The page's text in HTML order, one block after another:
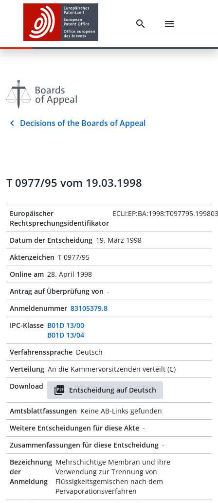
Decisions of the Boards of Appeal
T 0977/95 vom 19.03.1998
Europäischer
Rechtsprechungsidentifikator
Datum der Entscheidung 19. März 1998
Aktenzeichen T 0977/95
Online am 28. April 1998
Antrag auf Überprüfung von -
Anmeldenummer 83105379.8
IPC-Klasse B01D 13/00
B01D 13/04
Verfahrenssprache Deutsch
Verteilung An die Kammervorsitzenden verteilt (C)
Download
Entscheidung auf Deutsch
Amtsblattfassungen Keine AB-Links gefunden
Weitere Entscheidungen für diese Akte -
Zusammenfassungen für diese Entscheidung -
Bezeichnung
der
Anmeldung
Mehrschichtige Membran und ihre
Verwendung zur Trennung von
Flüssigkeitsgemischen nach dem
Pervaporationsverfahren